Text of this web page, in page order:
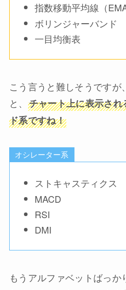
指数移動平均線（EMA
ボリンジャーバンド
一目均衡表
こう言うと難しそうですが
と、 チャート上に表示さ
ド系ですね！
オシレーター系
ストキャスティクス
MACD
RSI
DMI
もうアルファベットばっか